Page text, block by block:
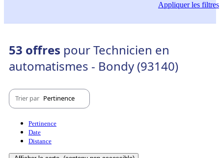
Appliquerles filtres
53 offres pour Technicien en
automatismes - Bondy (93140)
Trier par Pertinence
Pertinence
Date
Distance